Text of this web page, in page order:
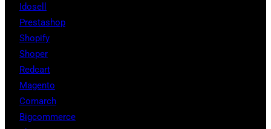
Idosell
Prestashop
Shopify
Shoper
Redcart
Magento
Comarch
Bigcommerce